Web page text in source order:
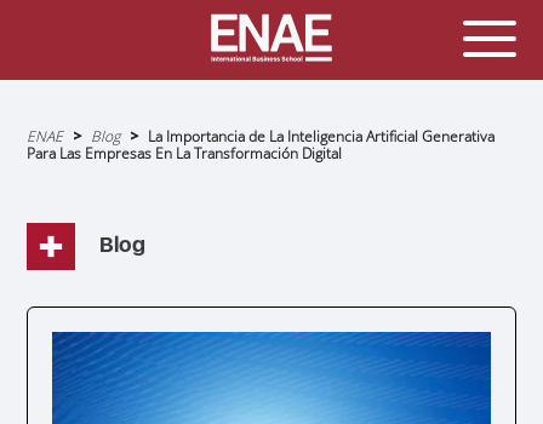
Sobrescribir
enlaces
de
navegación
ENAE Blog
La Importancia de La Inteligencia Artificial Generativa
Para Las Empresas En La Transformación Digital
Blog